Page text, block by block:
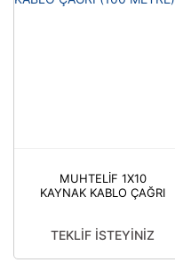
MUHTELİF 1X10
KAYNAK KABLO ÇAĞRI
TEKLİF İSTEYİNİZ